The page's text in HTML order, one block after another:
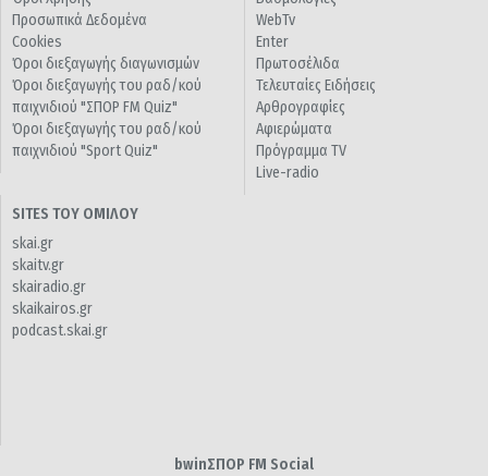
Προσωπικά Δεδομένα
Cookies
Όροι διεξαγωγής διαγωνισμών
Όροι διεξαγωγής του ραδ/κού
παιχνιδιού "ΣΠΟΡ FM Quiz"
Όροι διεξαγωγής του ραδ/κού
παιχνιδιού "Sport Quiz"
WebTv
Enter
Πρωτοσέλιδα
Τελευταίες Ειδήσεις
Αρθρογραφίες
Αφιερώματα
Πρόγραμμα TV
Live-radio
SITES ΤΟΥ ΟΜΙΛΟΥ
skai.gr
skaitv.gr
skairadio.gr
skaikairos.gr
podcast.skai.gr
bwinΣΠΟΡ FM Social